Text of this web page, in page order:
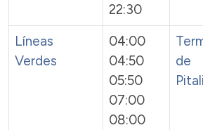
22:30
Líneas
Verdes
04:00
04:50
05:50
07:00
08:00
de